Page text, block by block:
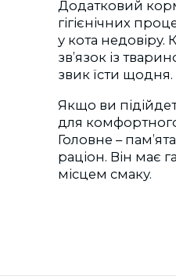
Додатковий
гігієнічних
у кота недовіру.
зв’язок із
звик їсти щодня.
Якщо ви
для
Головне –
раціон. Він має
місцем смаку.